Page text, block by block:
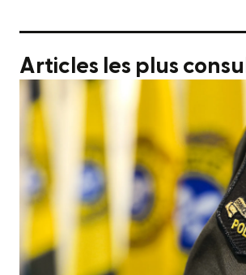
Articles les plus